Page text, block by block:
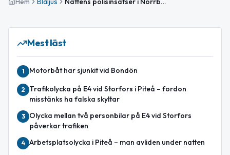
Mest läst
1 Motorbåt har sjunkit vid Bondön
2
Trafikolycka på E4 vid Storfors i Piteå – fordon
misstänks ha falska skyltar
3
Olycka mellan två personbilar på E4 vid Storfors
påverkar trafiken
4 Arbetsplatsolycka i Piteå – man avliden under natten